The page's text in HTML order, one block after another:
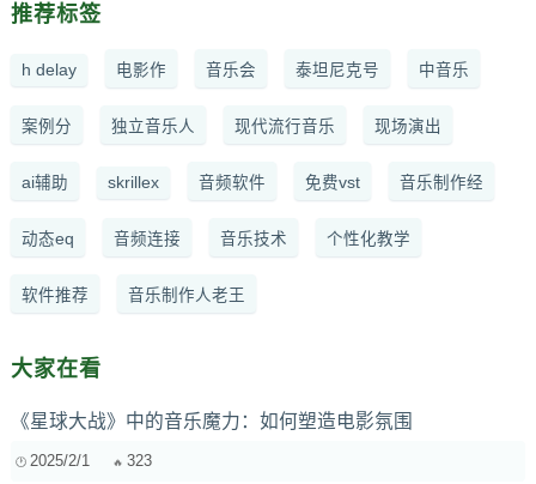
推荐标签
h delay 电影作 音乐会 泰坦尼克号 中音乐
案例分 独立音乐人 现代流行音乐 现场演出
ai辅助 skrillex 音频软件 免费vst 音乐制作经
动态eq 音频连接 音乐技术 个性化教学
软件推荐 音乐制作人老王
大家在看
《星球大战》中的音乐魔力：如何塑造电影氛围
2025/2/1 323